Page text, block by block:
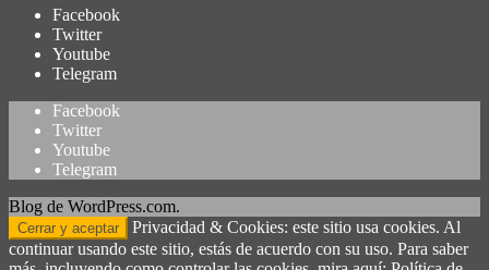
Facebook
Twitter
Youtube
Telegram
Facebook
Twitter
Youtube
Telegram
Blog de WordPress.com.
Privacidad & Cookies: este sitio usa cookies. Al
continuar usando este sitio, estás de acuerdo con su uso. Para saber